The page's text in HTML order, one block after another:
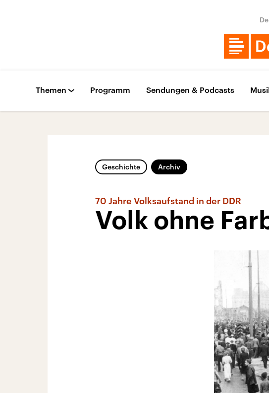
Themen Programm Sendungen & Podcasts
Geschichte Archiv
70 Jahre Volksaufstand in der DDR
Volk ohne